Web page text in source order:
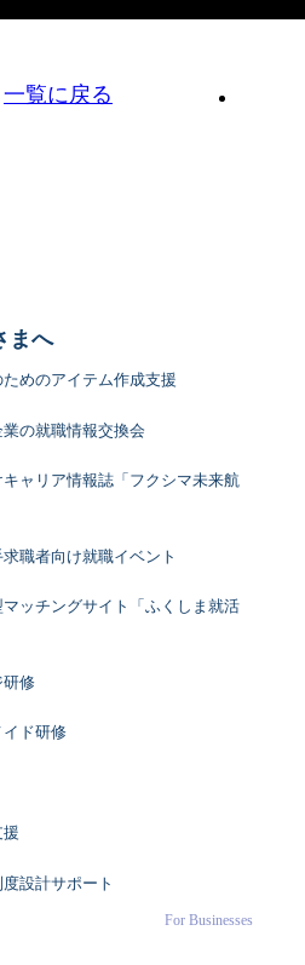
一覧に戻る
まへ
めのアイテム作成支援
の就職情報交換会
ャリア情報誌「フクシマ未来航
職者向け就職イベント
マッチングサイト「ふくしま就活
研修
イド研修
設計サポート
For Businesses